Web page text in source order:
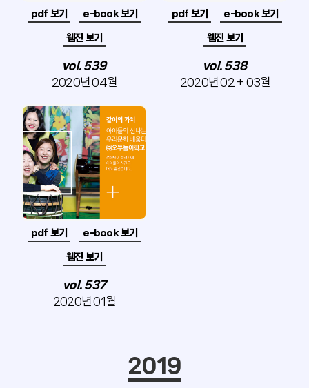
pdf 보기 e-book 보기
웹진 보기
vol. 539
2020년 04월
pdf 보기 e-book 보기
웹진 보기
vol. 538
2020년 02 + 03월
pdf 보기 e-book 보기
웹진 보기
vol. 537
2020년 01월
2019